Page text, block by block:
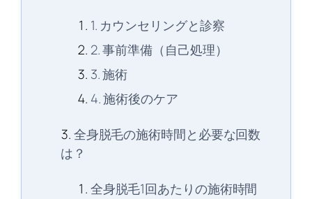
1. カウンセリングと診察
2. 事前準備（自己処理）
3. 施術
4. 施術後のケア
全身脱毛の施術時間と必要な回数
は？
全身脱毛1回あたりの施術時間